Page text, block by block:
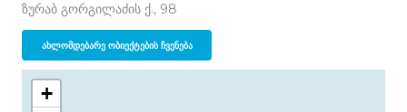
ზურაბ გორგილაძის ქ., 98
ᲐᲮᲚᲝᲛᲓᲔᲑᲐᲠᲔ ᲝᲑᲘᲔᲥᲢᲔᲑᲘᲡ ᲩᲕᲔᲜᲔᲑᲐ
+